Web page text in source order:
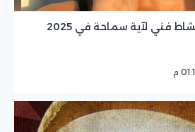
فني لآية سماحة في 2025